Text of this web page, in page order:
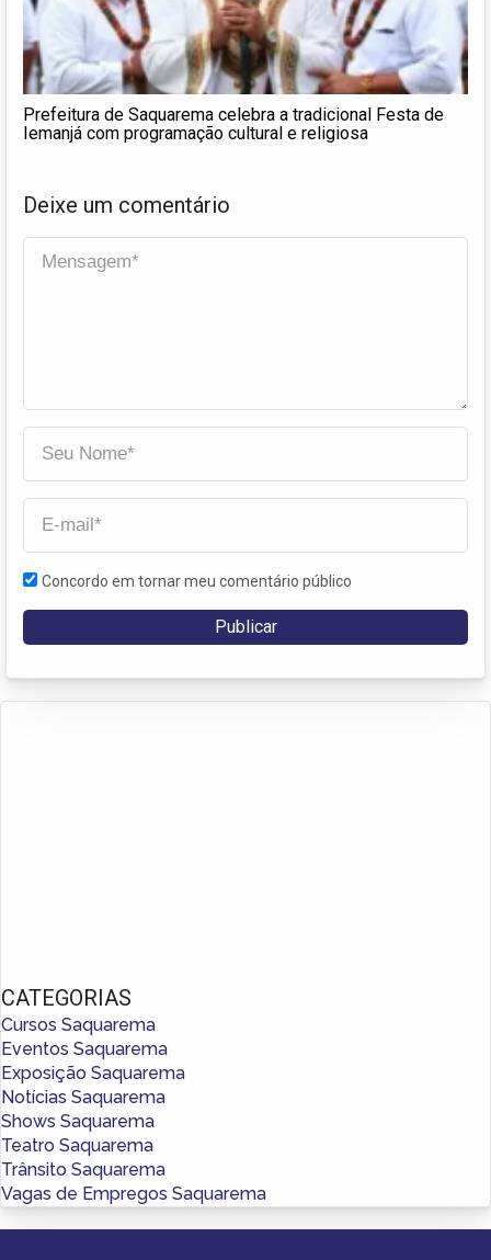
Prefeitura de Saquarema celebra a tradicional Festa de
Iemanjá com programação cultural e religiosa
Deixe um comentário
Concordo em tornar meu comentário público
CATEGORIAS
Cursos Saquarema
Eventos Saquarema
Exposição Saquarema
Notícias Saquarema
Shows Saquarema
Teatro Saquarema
Trânsito Saquarema
Vagas de Empregos Saquarema